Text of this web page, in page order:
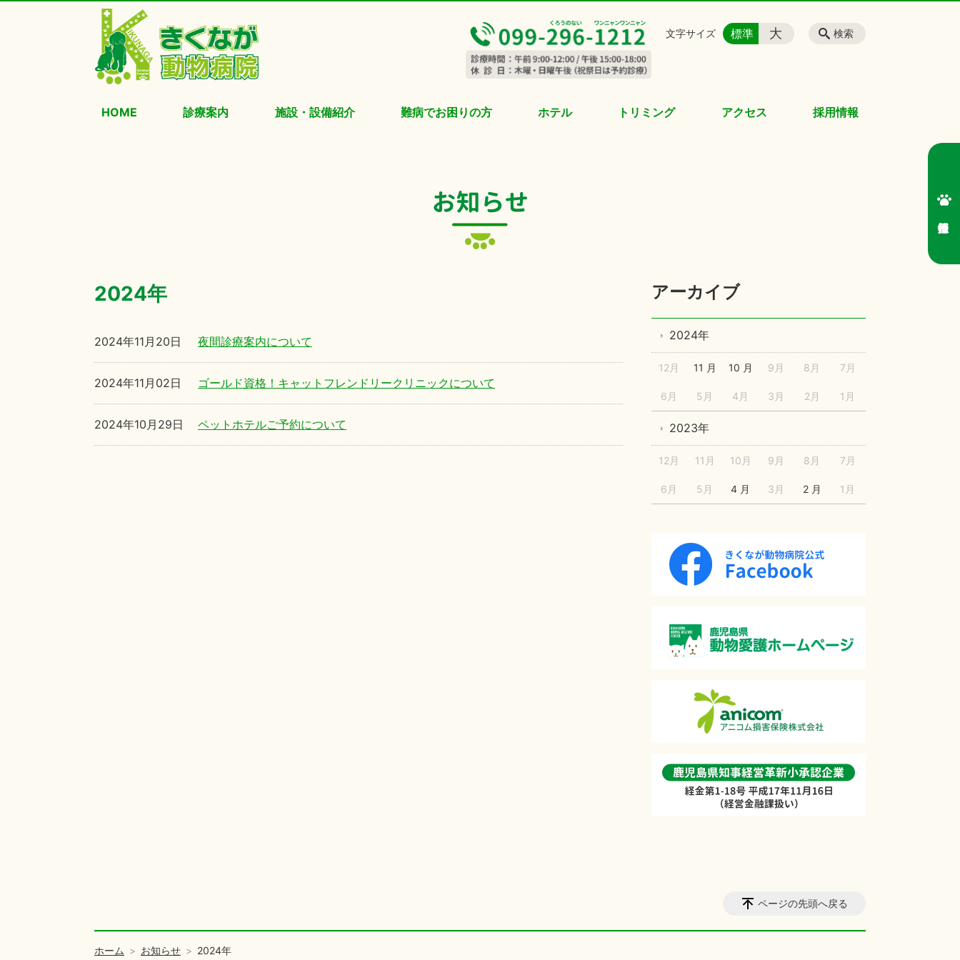
HOME 診療案内 施設・設備紹介 難病でお困りの方 ホテル トリミング アクセス 採用情報
検索
文字サイズ 標準 大
2024年
夜間診療案内について
2024年11月20日
ゴールド資格！キャットフレンドリークリニックについて
2024年11月02日
ペットホテルご予約について
2024年10月29日
アーカイブ
2024年
12月 11 月 10 月 9月 8月 7月
6月 5月 4月 3月 2月 1月
2023年
12月 11月 10月 9月 8月 7月
6月 5月 4 月 3月 2 月 1月
ページの先頭へ戻る
ホーム お知らせ 2024年